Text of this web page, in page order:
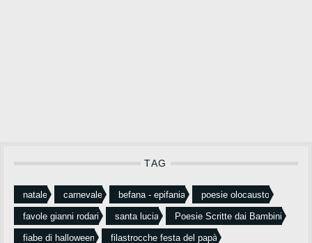
TAG
natale carnevale befana - epifania poesie olocausto
favole gianni rodari santa lucia Poesie Scritte dai Bambini
fiabe di halloween filastrocche festa del papà